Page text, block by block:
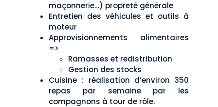
maçonnerie…) propreté générale
Entretien des véhicules et outils à
moteur
Approvisionnements alimentaires
=>
Ramasses et redistribution
Gestion des stocks
Cuisine : réalisation d’environ 350
repas par semaine par les
compagnons à tour de rôle.